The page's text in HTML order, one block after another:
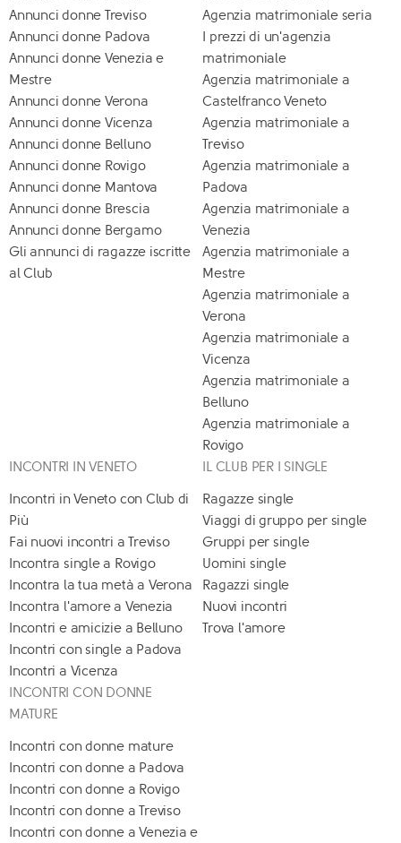
Annunci donne Treviso
Annunci donne Padova
Annunci donne Venezia e
Mestre
Annunci donne Verona
Annunci donne Vicenza
Annunci donne Belluno
Annunci donne Rovigo
Annunci donne Mantova
Annunci donne Brescia
Annunci donne Bergamo
Gli annunci di ragazze iscritte
al Club
Agenzia matrimoniale seria
I prezzi di un'agenzia
matrimoniale
Agenzia matrimoniale a
Castelfranco Veneto
Agenzia matrimoniale a
Treviso
Agenzia matrimoniale a
Padova
Agenzia matrimoniale a
Venezia
Agenzia matrimoniale a
Mestre
Agenzia matrimoniale a
Verona
Agenzia matrimoniale a
Vicenza
Agenzia matrimoniale a
Belluno
Agenzia matrimoniale a
Rovigo
INCONTRI IN VENETO
Incontri in Veneto con Club di
Più
Fai nuovi incontri a Treviso
Incontra single a Rovigo
Incontra la tua metà a Verona
Incontra l'amore a Venezia
Incontri e amicizie a Belluno
Incontri con single a Padova
Incontri a Vicenza
IL CLUB PER I SINGLE
Ragazze single
Viaggi di gruppo per single
Gruppi per single
Uomini single
Ragazzi single
Nuovi incontri
Trova l'amore
INCONTRI CON DONNE
MATURE
Incontri con donne mature
Incontri con donne a Padova
Incontri con donne a Rovigo
Incontri con donne a Treviso
Incontri con donne a Venezia e